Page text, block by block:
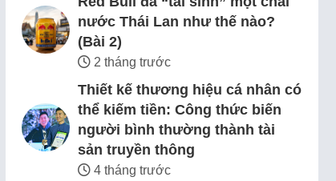
nước Thái Lan như thế nào?
(Bài 2)
2 tháng trước
Thiết kế thương hiệu cá nhân có
thể kiếm tiền: Công thức biến
người bình thường thành tài
sản truyền thông
4 tháng trước